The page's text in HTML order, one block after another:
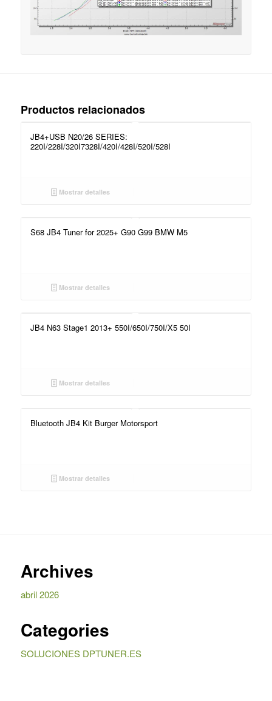
Productos relacionados
JB4+USB N20/26 SERIES:
220I/228I/320I7328I/420I/428I/520I/528I
Mostrar detalles
S68 JB4 Tuner for 2025+ G90 G99 BMW M5
Mostrar detalles
JB4 N63 Stage1 2013+ 550I/650I/750I/X5 50I
Mostrar detalles
Bluetooth JB4 Kit Burger Motorsport
Mostrar detalles
Archives
abril 2026
Categories
SOLUCIONES DPTUNER.ES